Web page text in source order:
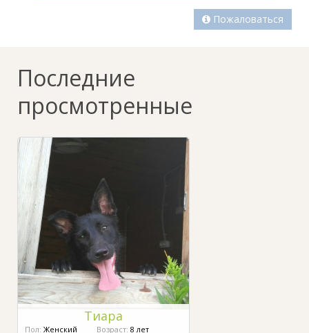
Пожаловаться
Последние
просмотренные
Тиара
Пол: Женский Возраст: 8 лет